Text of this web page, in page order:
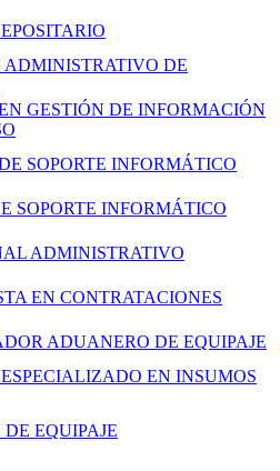
ADMINISTRATIVO DE
GESTIÓN DE INFORMACIÓN
SOPORTE INFORMÁTICO
SOPORTE INFORMÁTICO
ADMINISTRATIVO
EN CONTRATACIONES
ADUANERO DE EQUIPAJE
EN INSUMOS
EQUIPAJE